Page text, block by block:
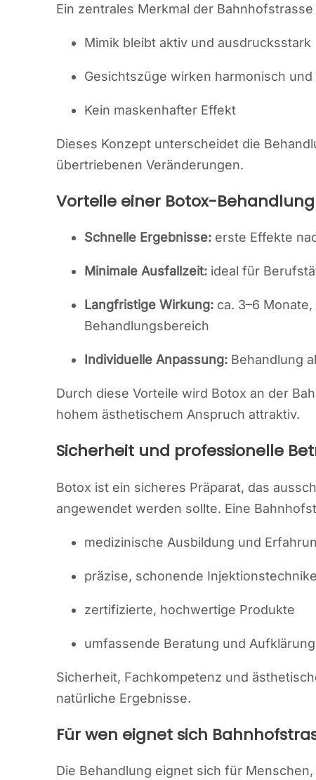
Ein zentrales Merkmal der
Mimik bleibt aktiv und ausdrucksstark
Gesichtszüge wirken harmonisch
Kein maskenhafter Effekt
Dieses Konzept unterscheidet die
übertriebenen Veränderungen.
Vorteile einer Botox-Behandlung
Schnelle Ergebnisse: erste Effekte
Minimale Ausfallzeit: ideal für
Langfristige Wirkung: ca. 3–6
Behandlungsbereich
Individuelle Anpassung: Behandlung
Durch diese Vorteile wird Botox an der
hohem ästhetischem Anspruch attraktiv.
Sicherheit und professionelle
Botox ist ein sicheres Präparat, das
angewendet werden sollte. Eine
medizinische Ausbildung und
präzise, schonende
zertifizierte, hochwertige Produkte
umfassende Beratung und Aufklärung
Sicherheit, Fachkompetenz und
natürliche Ergebnisse.
Für wen eignet sich
Die Behandlung eignet sich für Menschen,